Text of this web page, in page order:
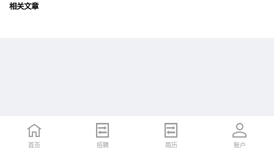
相关文章
首页 招聘 简历 账户
首页 招聘 简历 账户